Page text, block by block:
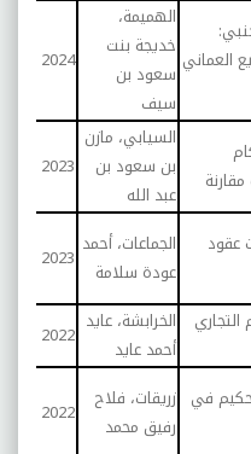
العماني
الهميمة،
خديجة بنت
سعود بن
سيف
2024
السيابي، مازن
بن سعود بن
عبد الله
2023
عقود
الجماعات، أحمد
عودة سلامة
2023
الخرابشة، عايد
أحمد عايد
2022
في زريقات، فلاح
رفيق محمد
2022